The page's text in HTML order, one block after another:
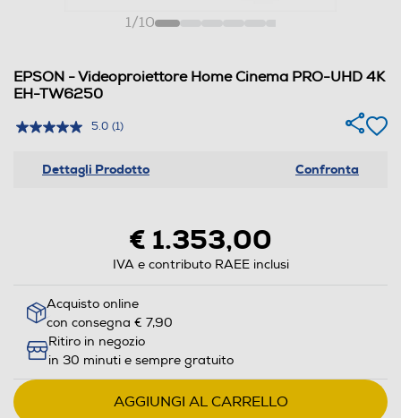
1/10
EPSON - Videoproiettore Home Cinema PRO-UHD 4K
EH-TW6250
5.0 (1)
Dettagli Prodotto Confronta
€ 1.353,00
IVA e contributo RAEE inclusi
Acquisto online
con consegna € 7,90
Ritiro in negozio
in 30 minuti e sempre gratuito
AGGIUNGI AL CARRELLO